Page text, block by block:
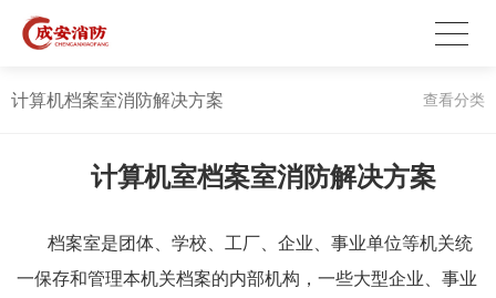
计算机档案室消防解决方案 查看分类
计算机室档案室消防解决方案
档案室是团体、学校、工厂、企业、事业单位等机关统
一保存和管理本机关档案的内部机构，一些大型企业、事业